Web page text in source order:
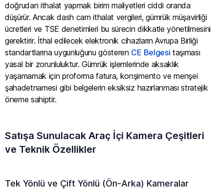
doğrudan ithalat yapmak birim maliyetleri ciddi oranda
düşürür. Ancak dash cam ithalat vergileri, gümrük müşavirliği
ücretleri ve TSE denetimleri bu sürecin dikkatle yönetilmesini
gerektirir. İthal edilecek elektronik cihazların Avrupa Birliği
standartlarına uygunluğunu gösteren CE Belgesi taşıması
yasal bir zorunluluktur. Gümrük işlemlerinde aksaklık
yaşamamak için proforma fatura, konşimento ve menşei
şahadetnamesi gibi belgelerin eksiksiz hazırlanması stratejik
öneme sahiptir.
Satışa Sunulacak Araç İçi Kamera Çeşitleri
ve Teknik Özellikler
Tek Yönlü ve Çift Yönlü (Ön-Arka) Kameralar